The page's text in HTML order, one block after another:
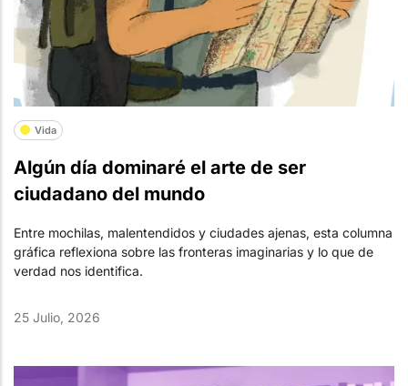
Vida
Algún día dominaré el arte de ser
ciudadano del mundo
Entre mochilas, malentendidos y ciudades ajenas, esta columna
gráfica reflexiona sobre las fronteras imaginarias y lo que de
verdad nos identifica.
25 Julio, 2026